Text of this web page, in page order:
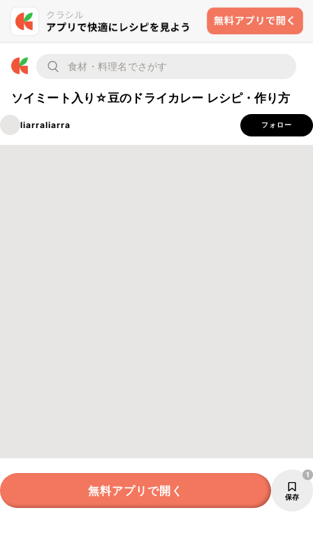
ソイミート入り☆豆のドライカレー レシピ・作り方
liarraliarra フォロー
無料アプリで開く 保存
1